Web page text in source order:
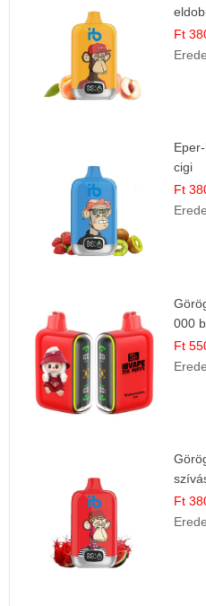
Ft
cigi
Ft
000
Ft
cigi
Ft